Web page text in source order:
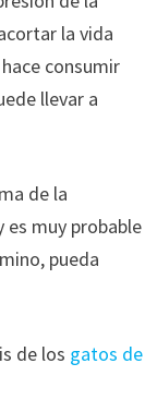
la vida
consumir
llevar a
de la
muy probable
pueda
de los gatos de